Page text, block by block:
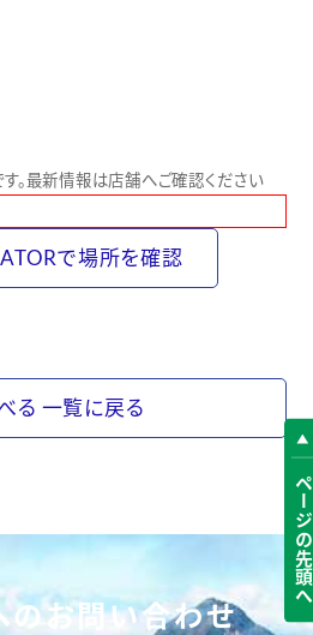
。最新情報は店舗へご確認ください
で場所を確認
る 一覧に戻る
のお問い合わせ
ページの先頭へ